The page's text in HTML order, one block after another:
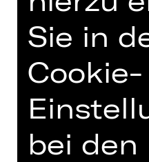
it.
TEAM
TERMINE
Sie in
Cookie-
bei den